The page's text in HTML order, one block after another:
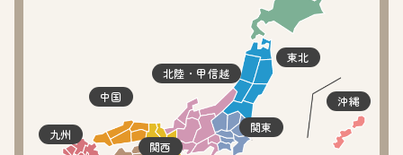
東北
関東
北陸・甲信越
関西
中国
九州
沖縄